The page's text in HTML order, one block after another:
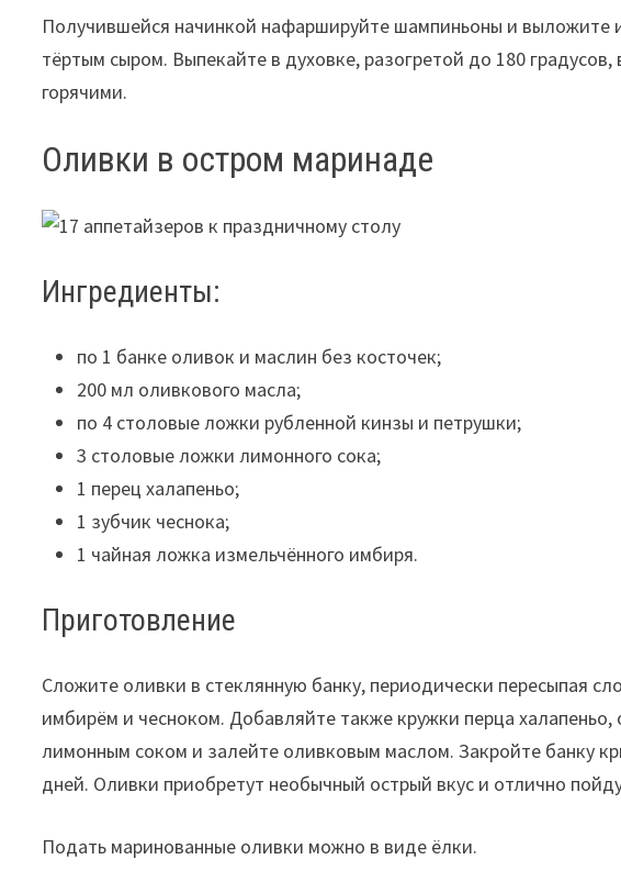
Получившейся начинкой нафаршируйте шампиньоны и выложите
тёртым сыром. Выпекайте в духовке, разогретой до 180
горячими.
Оливки в остром маринаде
Ингредиенты:
по 1 банке оливок и маслин без косточек;
200 мл оливкового масла;
по 4 столовые ложки рубленной кинзы и петрушки;
3 столовые ложки лимонного сока;
1 перец халапеньо;
1 зубчик чеснока;
1 чайная ложка измельчённого имбиря.
Приготовление
Сложите оливки в стеклянную банку, периодически пересыпая
имбирём и чесноком. Добавляйте также кружки перца
лимонным соком и залейте оливковым маслом. Закройте банку
дней. Оливки приобретут необычный острый вкус и отлично
Подать маринованные оливки можно в виде ёлки.